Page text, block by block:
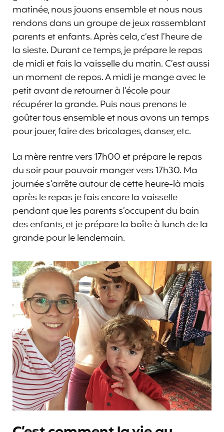
matinée, nous jouons ensemble et nous nous
rendons dans un groupe de jeux rassemblant
parents et enfants. Après cela, c’est l’heure de
la sieste. Durant ce temps, je prépare le repas
de midi et fais la vaisselle du matin. C’est aussi
un moment de repos. A midi je mange avec le
petit avant de retourner à l’école pour
récupérer la grande. Puis nous prenons le
goûter tous ensemble et nous avons un temps
pour jouer, faire des bricolages, danser, etc.
La mère rentre vers 17h00 et prépare le repas
du soir pour pouvoir manger vers 17h30. Ma
journée s’arrête autour de cette heure-là mais
après le repas je fais encore la vaisselle
pendant que les parents s’occupent du bain
des enfants, et je prépare la boîte à lunch de la
grande pour le lendemain.